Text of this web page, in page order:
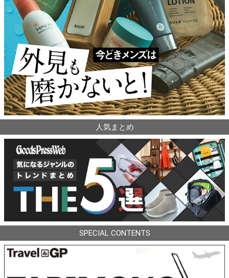
人気まとめ
SPECIAL CONTENTS